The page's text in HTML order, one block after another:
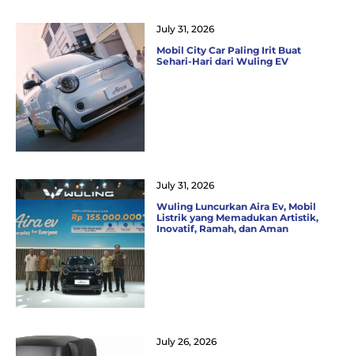
Mobil City Car Paling Irit Buat
Sehari-Hari dari Wuling EV
July 31, 2026
Wuling Luncurkan Aira Ev, Mobil
Listrik yang Memadukan Artistik,
Inovatif, Ramah, dan Aman
July 31, 2026
July 26, 2026